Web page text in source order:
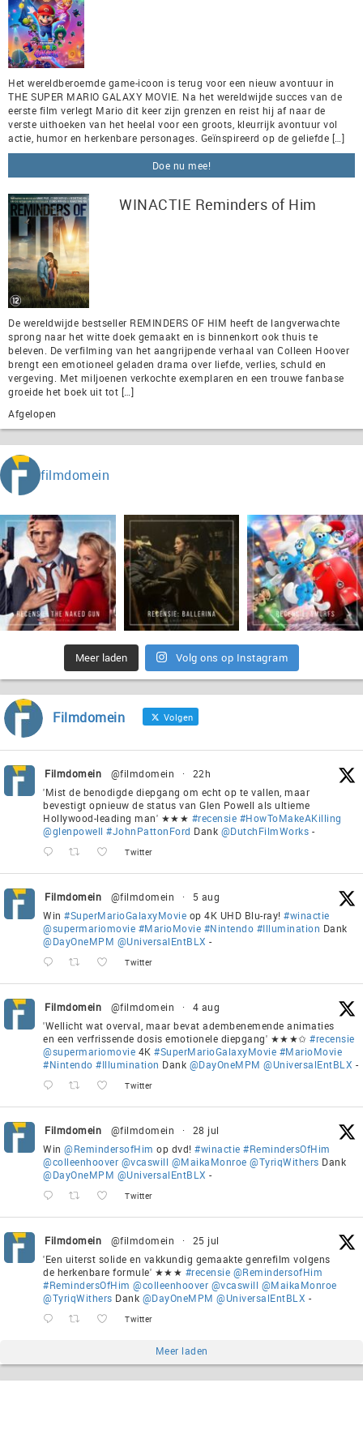
Het wereldberoemde game-icoon is terug voor een nieuw avontuur in
THE SUPER MARIO GALAXY MOVIE. Na het wereldwijde succes van de
eerste film verlegt Mario dit keer zijn grenzen en reist hij af naar de
verste uithoeken van het heelal voor een groots, kleurrijk avontuur vol
actie, humor en herkenbare personages. Geïnspireerd op de geliefde […]
Doe nu mee!
WINACTIE Reminders of Him
De wereldwijde bestseller REMINDERS OF HIM heeft de langverwachte
sprong naar het witte doek gemaakt en is binnenkort ook thuis te
beleven. De verfilming van het aangrijpende verhaal van Colleen Hoover
brengt een emotioneel geladen drama over liefde, verlies, schuld en
vergeving. Met miljoenen verkochte exemplaren en een trouwe fanbase
groeide het boek uit tot […]
Afgelopen
filmdomein
Meer laden Volg ons op Instagram
Filmdomein Volgen
Filmdomein @filmdomein ·
22h
'Mist de benodigde diepgang om echt op te vallen, maar
bevestigt opnieuw de status van Glen Powell als ultieme
Hollywood-leading man' ★★★ #recensie #HowToMakeAKilling
@glenpowell #JohnPattonFord Dank @DutchFilmWorks -
Twitter
Filmdomein @filmdomein ·
5 aug
Win #SuperMarioGalaxyMovie op 4K UHD Blu-ray! #winactie
@supermariomovie #MarioMovie #Nintendo #Illumination Dank
@DayOneMPM @UniversalEntBLX -
Twitter
Filmdomein @filmdomein ·
4 aug
'Wellicht wat overval, maar bevat adembenemende animaties
en een verfrissende dosis emotionele diepgang' ★★★✩ #recensie
@supermariomovie 4K #SuperMarioGalaxyMovie #MarioMovie
#Nintendo #Illumination Dank @DayOneMPM @UniversalEntBLX -
Twitter
Filmdomein @filmdomein ·
28 jul
Win @RemindersofHim op dvd! #winactie #RemindersOfHim
@colleenhoover @vcaswill @MaikaMonroe @TyriqWithers Dank
@DayOneMPM @UniversalEntBLX -
Twitter
Filmdomein @filmdomein ·
25 jul
'Een uiterst solide en vakkundig gemaakte genrefilm volgens
de herkenbare formule' ★★★ #recensie @RemindersofHim
#RemindersOfHim @colleenhoover @vcaswill @MaikaMonroe
@TyriqWithers Dank @DayOneMPM @UniversalEntBLX -
Twitter
Meer laden